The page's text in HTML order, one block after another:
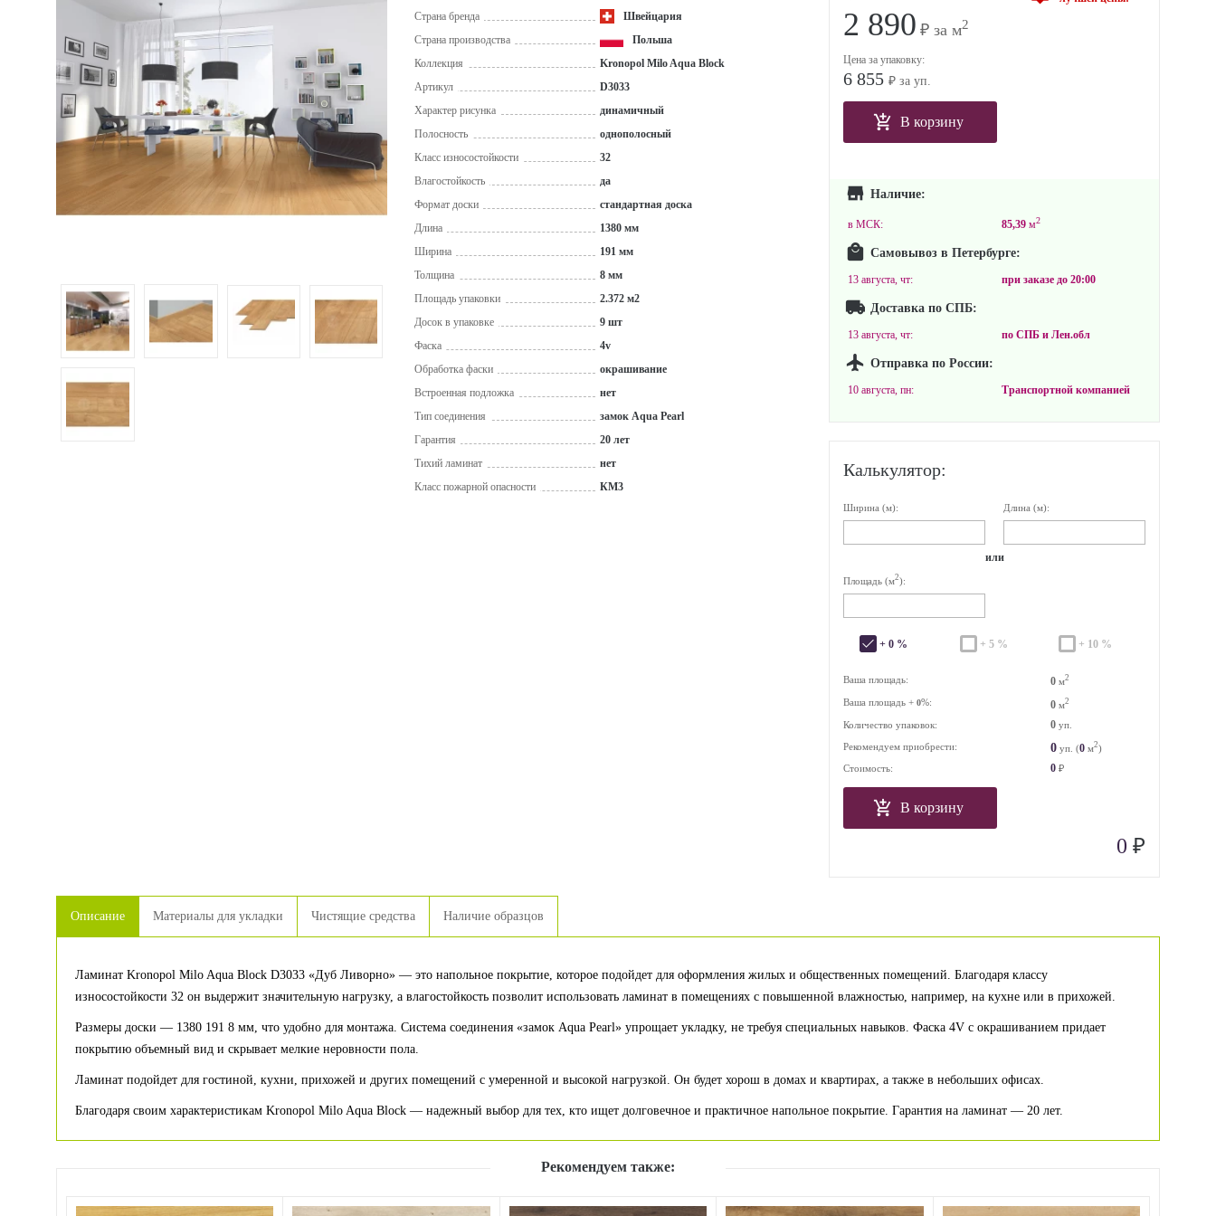
Страна бренда
Швейцария
Страна производства
Польша
Коллекция
Kronopol Milo Aqua Block
Артикул
D3033
Характер рисунка
динамичный
Полосность
однополосный
Класс износостойкости
32
Влагостойкость
да
Формат доски
стандартная доска
Длина
1380 мм
Ширина
191 мм
Толщина
8 мм
Площадь упаковки
2.372 м2
Досок в упаковке
9 шт
Фаска
4v
Обработка фаски
окрашивание
Встроенная подложка
нет
Тип соединения
замок Aqua Pearl
Гарантия
20 лет
Тихий ламинат
нет
Класс пожарной опасности
КМ3
2 890 ₽ за м2
Цена за упаковку:
6 855 ₽ за уп.
В корзину
Наличие:
в МСК: 85,39 м2
Самовывоз в Петербурге:
13 августа, чт: при заказе до 20:00
Доставка по СПБ:
13 августа, чт: по СПБ и Лен.обл
Отправка по России:
10 августа, пн: Транспортной компанией
Калькулятор:
Ширина (м): Длина (м):
или
Площадь (м2):
+ 0 % + 5 % + 10 %
Ваша площадь: 0 м2
Ваша площадь + 0%: 0 м2
Количество упаковок: 0 уп.
Рекомендуем приобрести:
0 уп. (0 м2)
Стоимость:
0 ₽
В корзину
0 ₽
Описание Материалы для укладки Чистящие средства Наличие образцов
Ламинат Kronopol Milo Aqua Block D3033 «Дуб Ливорно» — это напольное покрытие, которое подойдет для оформления жилых и общественных помещений. Благодаря классу
износостойкости 32 он выдержит значительную нагрузку, а влагостойкость позволит использовать ламинат в помещениях с повышенной влажностью, например, на кухне или в прихожей.
Размеры доски — 1380 191 8 мм, что удобно для монтажа. Система соединения «замок Aqua Pearl» упрощает укладку, не требуя специальных навыков. Фаска 4V с окрашиванием придает
покрытию объемный вид и скрывает мелкие неровности пола.
Ламинат подойдет для гостиной, кухни, прихожей и других помещений с умеренной и высокой нагрузкой. Он будет хорош в домах и квартирах, а также в небольших офисах.
Благодаря своим характеристикам Kronopol Milo Aqua Block — надежный выбор для тех, кто ищет долговечное и практичное напольное покрытие. Гарантия на ламинат — 20 лет.
Рекомендуем также: